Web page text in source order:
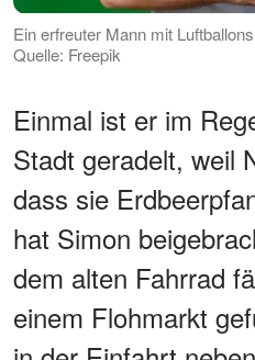
Ein erfreuter Mann mit
Quelle: Freepik
Einmal ist er im
Stadt geradelt, weil
dass sie
hat Simon
dem alten Fahrrad
einem Flohmarkt